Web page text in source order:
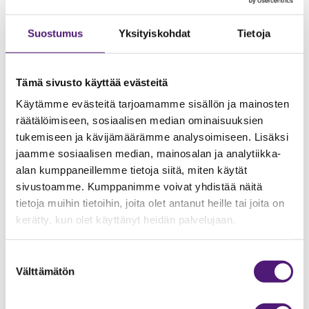
Suostumus Yksityiskohdat Tietoja
Tämä sivusto käyttää evästeitä
Käytämme evästeitä tarjoamamme sisällön ja mainosten
räätälöimiseen, sosiaalisen median ominaisuuksien
tukemiseen ja kävijämäärämme analysoimiseen. Lisäksi
jaamme sosiaalisen median, mainosalan ja analytiikka-
alan kumppaneillemme tietoja siitä, miten käytät
sivustoamme. Kumppanimme voivat yhdistää näitä
tietoja muihin tietoihin, joita olet antanut heille tai joita on
kerätty, kun olet käyttänyt heidän palvelujaan.
valinta
Välttämätön
6. Ylösnousu hissillä
paikoilla.
7. Kaatuminen hississä
Jos kaadut, päästä heti irti vetolaitteesta ja pyri
poistumaan nopeasti nousuladulta sivuun. Takana
tulevan on vaikea väistää, jos nousulatu on täysin
tukossa.
8. Valmistautuminen hissistä poistumiseen
Hissilinjalla on n. 30 metriä ennen poistumispaikkaa
poistumiseen.